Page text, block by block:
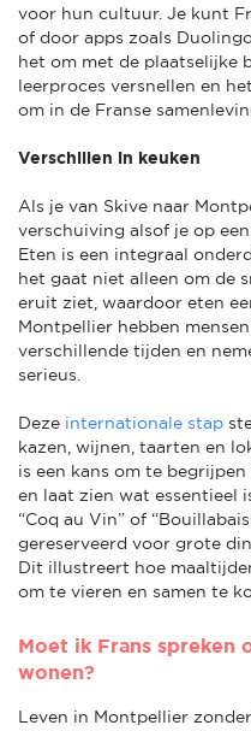
voor hun cultuur. Je kunt
of door apps zoals
het om met de plaatselijke
leerproces versnellen en
om in de Franse
Verschillen in keuken
Als je van Skive naar
verschuiving alsof je op
Eten is een integraal
het gaat niet alleen om de
eruit ziet, waardoor eten
Montpellier hebben
verschillende tijden en
serieus.
Deze internationale stap
kazen, wijnen, taarten en
is een kans om te
en laat zien wat essentieel
“Coq au Vin” of
gereserveerd voor grote
Dit illustreert hoe
om te vieren en samen te
Moet ik Frans spreken
wonen?
Leven in Montpellier